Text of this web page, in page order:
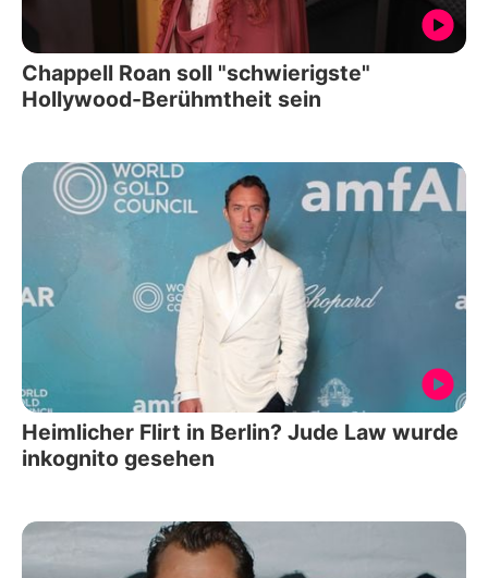
Chappell Roan soll "schwierigste"
Hollywood-Berühmtheit sein
Heimlicher Flirt in Berlin? Jude Law wurde
inkognito gesehen